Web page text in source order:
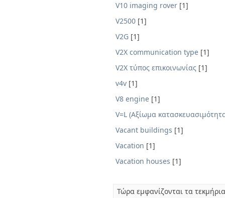
V10 imaging rover [1]
V2500 [1]
V2G [1]
V2X communication type [1]
V2X τύπος επικοινωνίας [1]
v4v [1]
V8 engine [1]
V=L (Αξίωμα
Vacant buildings [1]
Vacation [1]
Vacation houses [1]
Τώρα εμφανίζονται τα